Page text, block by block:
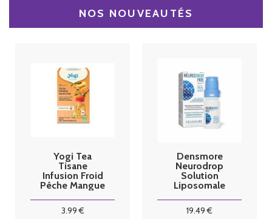
NOS NOUVEAUTÉS
Yogi Tea
Tisane
Infusion Froid
Pêche Mangue
3.99€
Densmore
Neurodrop
Solution
Liposomale
19.49 €